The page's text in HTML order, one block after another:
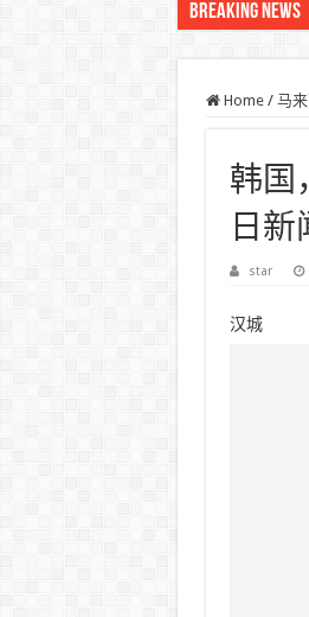
Breaking News
Home / 马
韩国
日新
star
汉城